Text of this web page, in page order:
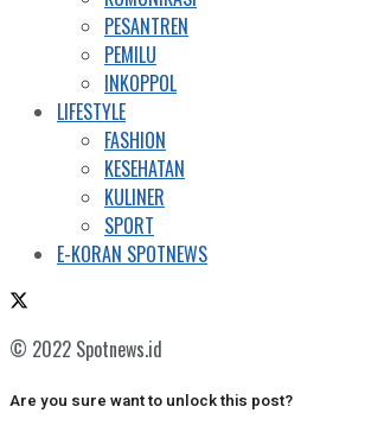
PESANTREN
PEMILU
INKOPPOL
LIFESTYLE
FASHION
KESEHATAN
KULINER
SPORT
E-KORAN SPOTNEWS
© 2022 Spotnews.id
Are you sure want to unlock this post?